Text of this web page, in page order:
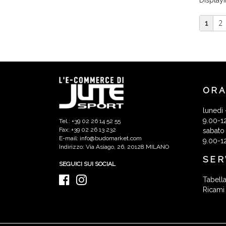
1 2
Tel.: +39 02 26 14 52 55
Fax: +39 02 26 13 232
E-mail: info@budomarket.com
Indirizzo: Via Asiago, 26, 20128 MILANO
SEGUICI SUI SOCIAL
lunedì
9.00-
sabato
9.00-